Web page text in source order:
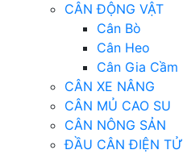
CÂN ĐỘNG VẬT
Cân Bò
Cân Heo
Cân Gia Cầm
CÂN XE NÂNG
CÂN MỦ CAO SU
CÂN NÔNG SẢN
ĐẦU CÂN ĐIỆN TỬ